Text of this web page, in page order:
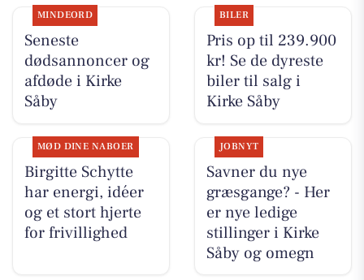
MINDEORD
Seneste
dødsannoncer og
afdøde i Kirke
Såby
BILER
Pris op til 239.900
kr! Se de dyreste
biler til salg i
Kirke Såby
MØD DINE NABOER
Birgitte Schytte
har energi, idéer
og et stort hjerte
for frivillighed
JOBNYT
Savner du nye
græsgange? - Her
er nye ledige
stillinger i Kirke
Såby og omegn